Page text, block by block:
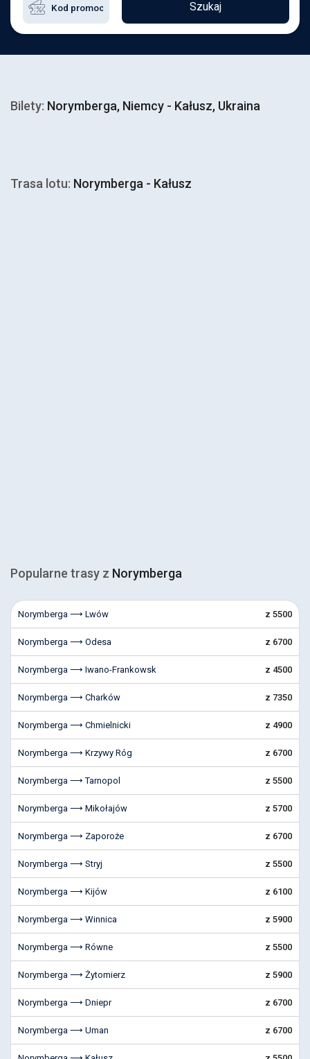
Szukaj
Bilety: Norymberga, Niemcy - Kałusz, Ukraina
Trasa lotu: Norymberga - Kałusz
Popularne trasy z Norymberga
Norymberga ⟶ Lwów z 5500
Norymberga ⟶ Odesa z 6700
Norymberga ⟶ Iwano-Frankowsk z 4500
Norymberga ⟶ Charków z 7350
Norymberga ⟶ Chmielnicki z 4900
Norymberga ⟶ Krzywy Róg z 6700
Norymberga ⟶ Tarnopol z 5500
Norymberga ⟶ Mikołajów z 5700
Norymberga ⟶ Zaporoże z 6700
Norymberga ⟶ Stryj z 5500
Norymberga ⟶ Kijów z 6100
Norymberga ⟶ Winnica z 5900
Norymberga ⟶ Równe z 5500
Norymberga ⟶ Żytomierz z 5900
Norymberga ⟶ Dniepr z 6700
Norymberga ⟶ Uman z 6700